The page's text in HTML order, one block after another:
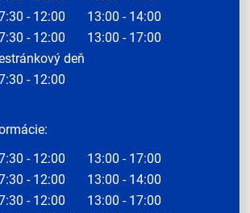
- 12:00
13:00 - 14:00
- 12:00
13:00 - 17:00
deň
- 12:00
- 12:00
13:00 - 17:00
- 12:00
13:00 - 14:00
- 12:00
13:00 - 17:00